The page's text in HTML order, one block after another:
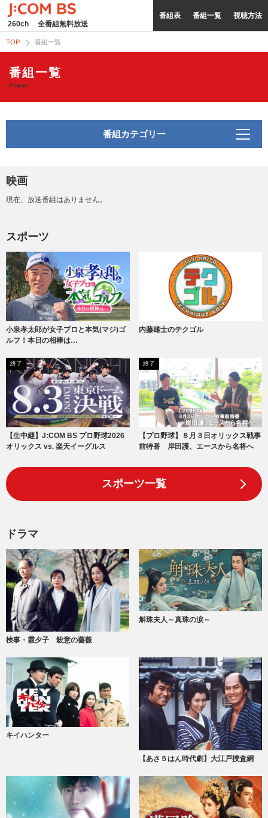
260ch 全番組無料放送
番組表 番組一覧 視聴方法
TOP 番組一覧
番組一覧
Program
番組カテゴリー
映画
現在、放送番組はありません。
スポーツ
小泉孝太郎が女子プロと本気(マジ)ゴ
ルフ！本日の相棒は…
内藤雄士のテクゴル
終了
【生中継】J:COM BS プロ野球2026
オリックス vs. 楽天イーグルス
終了
【プロ野球】８月３日オリックス戦事
前特番 岸田護、エースから名将へ
スポーツ一覧
ドラマ
検事・霞夕子 殺意の薔薇
斛珠夫人～真珠の涙～
キイハンター
【あさ５はん時代劇】大江戸捜査網